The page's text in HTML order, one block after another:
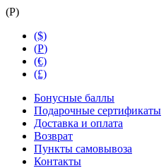
(Р)
($)
(Р)
(€)
(£)
Бонусные баллы
Подарочные сертификаты
Доставка и оплата
Возврат
Пункты самовывоза
Контакты